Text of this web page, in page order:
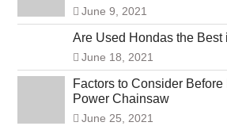
June 9, 2021
Are Used Hondas the Best
June 18, 2021
Factors to Consider
Power Chainsaw
June 25, 2021